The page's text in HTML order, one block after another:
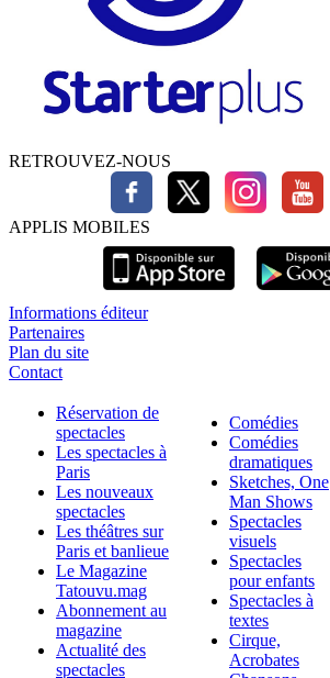
RETROUVEZ-NOUS
APPLIS MOBILES
Informations éditeur
Partenaires
Plan du site
Contact
Réservation de
spectacles
Les spectacles à
Paris
Les nouveaux
spectacles
Les théâtres sur
Paris et banlieue
Le Magazine
Tatouvu.mag
Abonnement au
magazine
Actualité des
spectacles
Comédies
Comédies
dramatiques
Sketches, One
Man Shows
Spectacles
visuels
Spectacles
pour enfants
Spectacles à
textes
Cirque,
Acrobates